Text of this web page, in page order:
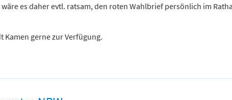
es daher evtl. ratsam, den roten Wahlbrief persönlich im
Kamen gerne zur Verfügung.